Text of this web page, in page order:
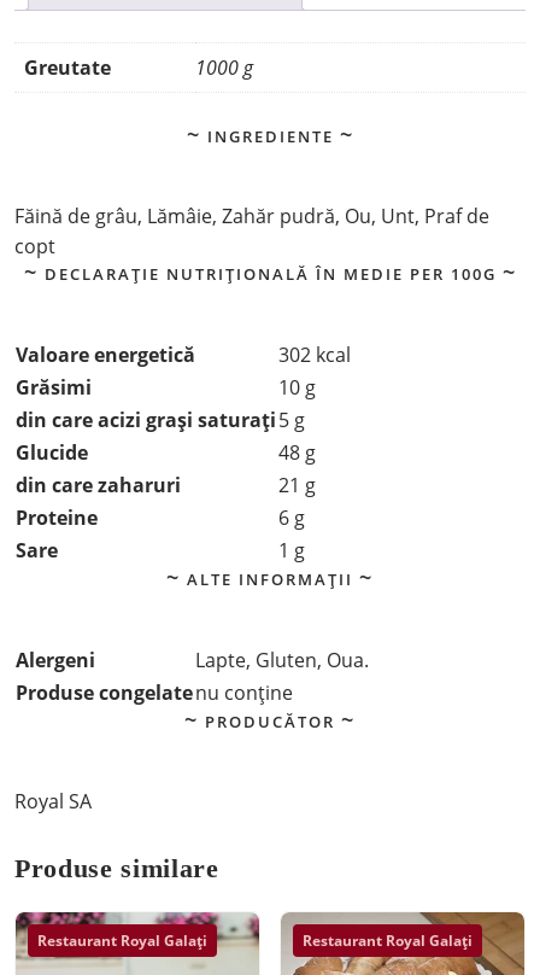
Greutate 1000 g
INGREDIENTE
Făină de grâu, Lămâie, Zahăr pudră, Ou, Unt, Praf de
copt
DECLARAȚIE NUTRIȚIONALĂ ÎN MEDIE PER 100G
Valoare energetică
302 kcal
Grăsimi
10 g
din care acizi grași saturați5 g
Glucide
48 g
din care zaharuri
21 g
Proteine
6 g
Sare
1 g
ALTE INFORMAȚII
Alergeni
Lapte, Gluten, Oua.
Produse congelatenu conține
PRODUCĂTOR
Royal SA
Produse similare
Restaurant Royal Galați Restaurant Royal Galați